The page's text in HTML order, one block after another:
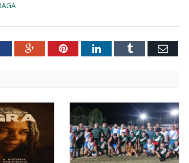
Google+PinterestLinkedInTumblr Email